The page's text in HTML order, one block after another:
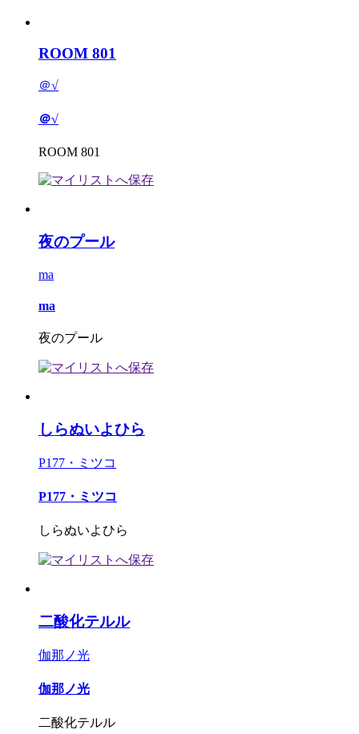
ROOM 801
＠√
＠√
ROOM 801
夜のプール
ma
ma
夜のプール
しらぬいよひら
P177・ミツコ
P177・ミツコ
しらぬいよひら
二酸化テルル
伽那ノ光
伽那ノ光
二酸化テルル